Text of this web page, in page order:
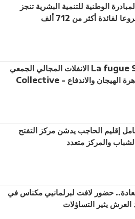
الوطنية للتنمية البشرية تنجز
الانفلات المجالي الجمعي La fugue Spatiale
Collective - تفكيك لظاهرة الهيجان والاندفاع
إقليم الحاجب يدشن مركز التفتح
والمركز متعدد
حضور لافت لبرلمانيي مكناس في
يثير التساؤلات